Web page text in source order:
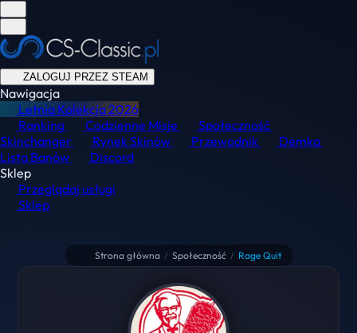
ZALOGUJ PRZEZ STEAM
Nawigacja
Letnia Kolekcja2026
Ranking
Codzienne Misje
Społeczność
Skinchanger
Rynek Skinów Przewodnik
Demka
Lista Banów
Discord
Sklep
Przeglądaj usługi
Sklep
Strona główna / Społeczność / Rage Quit